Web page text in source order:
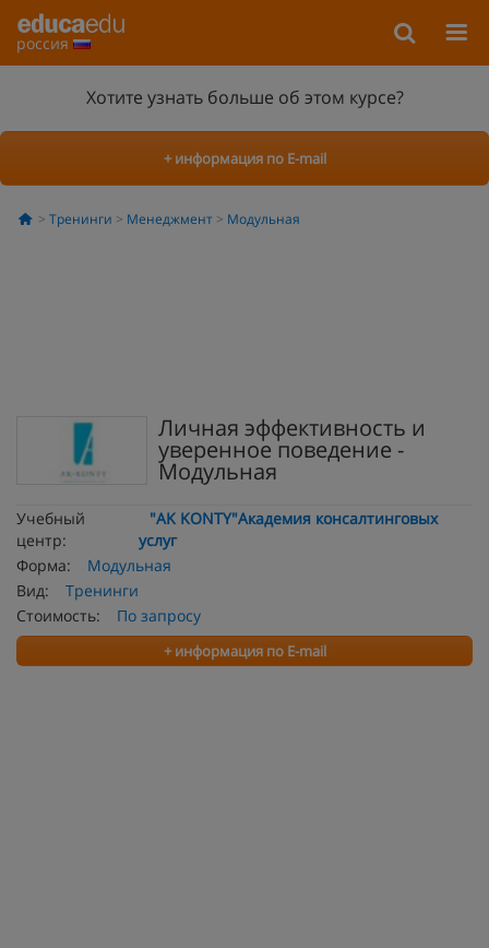
россия
Хотите узнать больше об этом курсе?
+ информация по E-mail
Тренинги Менеджмент Модульная
Личная эффективность и
уверенное поведение -
Модульная
Учебный
центр:
"AK KONTY"Академия консалтинговых
услуг
Форма:
Модульная
Вид:
Тренинги
Стоимость:
По запросу
+ информация по E-mail